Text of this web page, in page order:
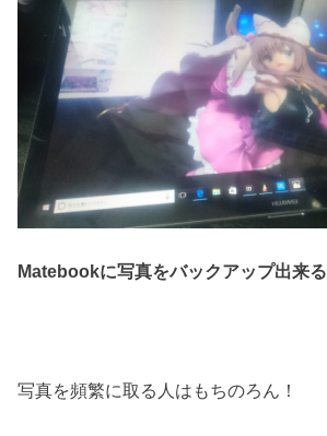
Matebookに写真をバックアップ出来る
写真を頻繁に取る人はもちのろん！